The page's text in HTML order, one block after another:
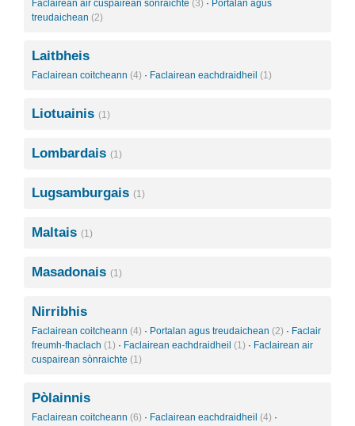
Faclairean air cuspairean sònraichte (3) · Portalan agus
treudaichean (2)
Laitbheis
Faclairean coitcheann (4) · Faclairean eachdraidheil (1)
Liotuainis (1)
Lombardais (1)
Lugsamburgais (1)
Maltais (1)
Masadonais (1)
Nirribhis
Faclairean coitcheann (4) · Portalan agus treudaichean (2) · Faclair
freumh-fhaclach (1) · Faclairean eachdraidheil (1) · Faclairean air
cuspairean sònraichte (1)
Pòlainnis
Faclairean coitcheann (6) · Faclairean eachdraidheil (4) ·